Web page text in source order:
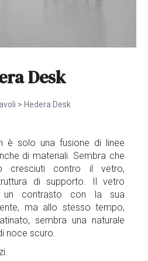
Desk
> Hedera Desk
è solo una fusione di linee
di materiali. Sembra che
cresciuti contro il vetro,
di supporto. Il vetro
un contrasto con la sua
ma allo stesso tempo,
sembra una naturale
noce scuro.